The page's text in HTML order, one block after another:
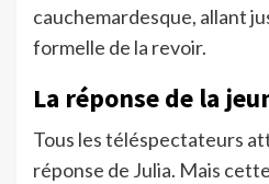
cauchemardesque, allant
formelle de la revoir.
La réponse de la
Tous les téléspectateurs
réponse de Julia. Mais